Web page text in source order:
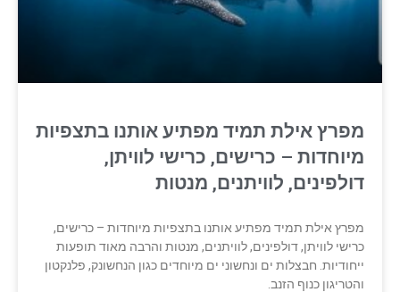
מפרץ אילת תמיד מפתיע אותנו בתצפיות
מיוחדות – כרישים, כרישי לוויתן,
דולפינים, ‏לוויתנים, מנטות
מפרץ אילת תמיד מפתיע אותנו בתצפיות מיוחדות – כרישים,
כרישי לוויתן, דולפינים, ‏לוויתנים, מנטות והרבה מאוד תופעות
ייחודיות. חבצלות ים ונחשוני ים מיוחדים כגון הנחשונק, פלנקטון
והטריגון כנוף הזנב. ‏